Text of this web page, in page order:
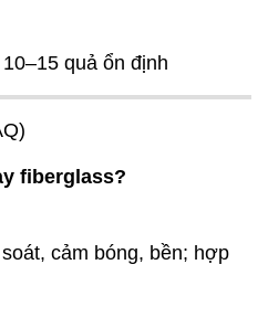
quả ổn định
fiberglass?
cảm bóng, bền; hợp